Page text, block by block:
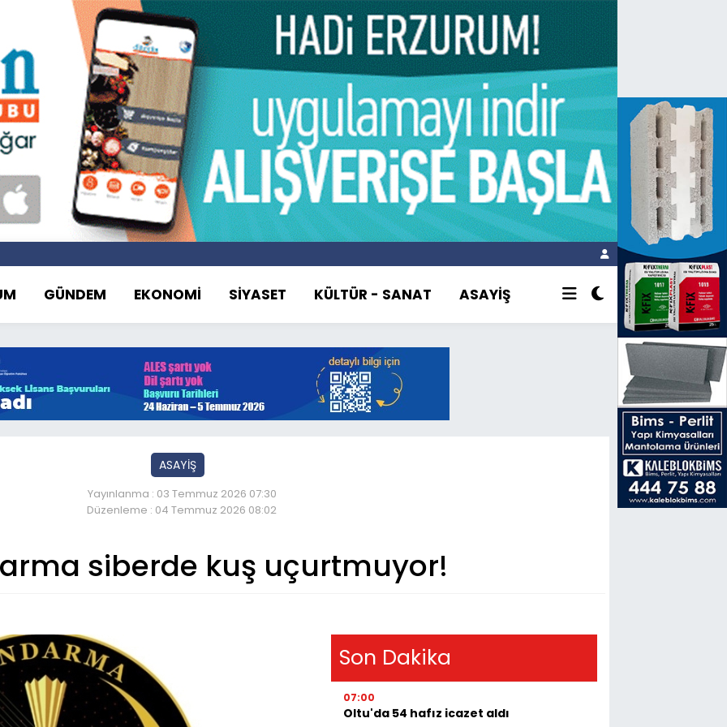
GÜNDEM EKONOMİ SİYASET KÜLTÜR - SANAT ASAYİŞ
ASAYİŞ
Yayınlanma : 03 Temmuz 2026 07:30
Düzenleme : 04 Temmuz 2026 08:02
siberde kuş uçurtmuyor!
Son Dakika
07:00
Oltu'da 54 hafız icazet aldı